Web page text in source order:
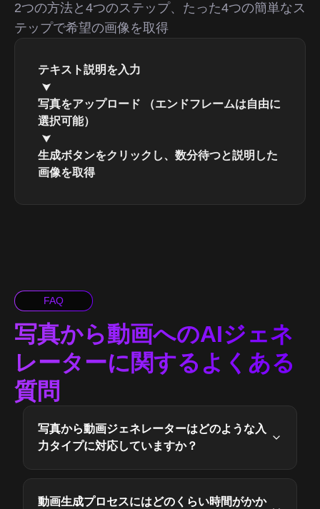
2つの方法と4つのステップ、たった4つの簡単なス
テップで希望の画像を取得
テキスト説明を入力
写真をアップロード （エンドフレームは自由に
選択可能）
生成ボタンをクリックし、数分待つと説明した
画像を取得
FAQ
写真から動画へのAIジェネ
レーターに関するよくある
質問
写真から動画ジェネレーターはどのような入
力タイプに対応していますか？
動画生成プロセスにはどのくらい時間がかか